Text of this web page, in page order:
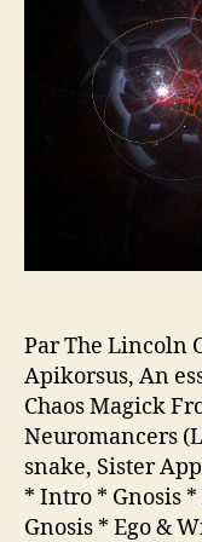
e
’
a
r
e
Par The Lincoln
Apikorsus, An
Chaos Magick
Neuromancers
snake, Sister
* Intro * Gnosis
Gnosis * Ego &